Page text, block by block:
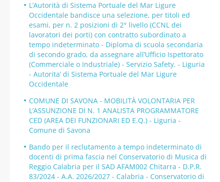
L’Autorità di Sistema Portuale del Mar Ligure
Occidentale bandisce una selezione, per titoli ed
esami, per n. 2 posizioni di 2° livello (CCNL dei
lavoratori dei porti) con contratto subordinato a
tempo indeterminato - Diploma di scuola secondaria
di secondo grado, da assegnare all’Ufficio Ispettorato
(Commerciale o Industriale) - Servizio Safety. - Liguria
- Autorita’ di Sistema Portuale del Mar Ligure
Occidentale
COMUNE DI SAVONA - MOBILITÀ VOLONTARIA PER
L’ASSUNZIONE DI N. 1 ANALISTA PROGRAMMATORE
CED (AREA DEI FUNZIONARI ED E.Q.) - Liguria -
Comune di Savona
Bando per il reclutamento a tempo indeterminato di
docenti di prima fascia nel Conservatorio di Musica di
Reggio Calabria per il SAD AFAM002 Chitarra - D.P.R.
83/2024 - A.A. 2026/2027 - Calabria - Conservatorio di